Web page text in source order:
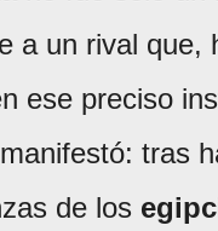
a un rival que,
ese preciso
tras
de los